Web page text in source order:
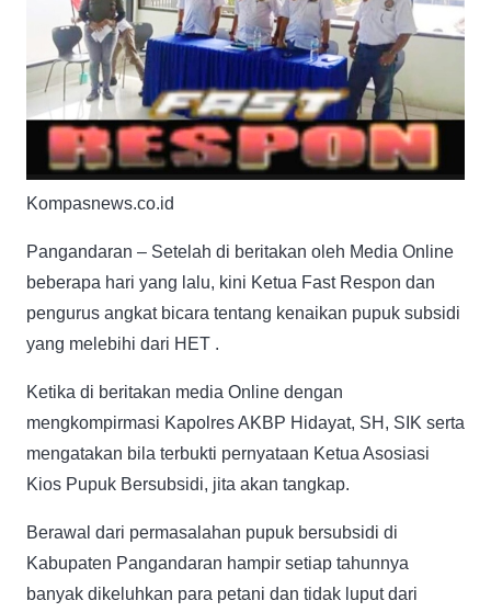
Kompasnews.co.id
Pangandaran – Setelah di beritakan oleh Media Online
beberapa hari yang lalu, kini Ketua Fast Respon dan
pengurus angkat bicara tentang kenaikan pupuk subsidi
yang melebihi dari HET .
Ketika di beritakan media Online dengan
mengkompirmasi Kapolres AKBP Hidayat, SH, SIK serta
mengatakan bila terbukti pernyataan Ketua Asosiasi
Kios Pupuk Bersubsidi, jita akan tangkap.
Berawal dari permasalahan pupuk bersubsidi di
Kabupaten Pangandaran hampir setiap tahunnya
banyak dikeluhkan para petani dan tidak luput dari